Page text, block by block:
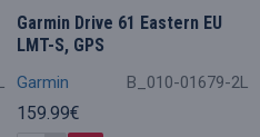
Garmin B_010-01679-2L
Garmin Drive 61 Eastern EU
LMT-S, GPS
159.99€